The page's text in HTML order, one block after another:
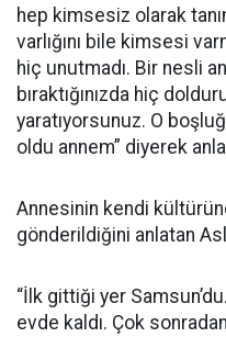
hep kimsesiz olarak
varlığını bile kimsesi
hiç unutmadı. Bir nesli
bıraktığınızda hiç
yaratıyorsunuz. O
oldu annem” diyerek
Annesinin kendi
gönderildiğini anlatan
“İlk gittiği yer
evde kaldı. Çok